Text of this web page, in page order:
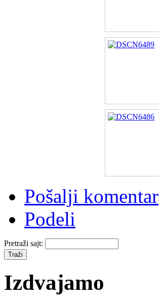
Pošalji komentar
Podeli
Pretraži sajt:
Izdvajamo